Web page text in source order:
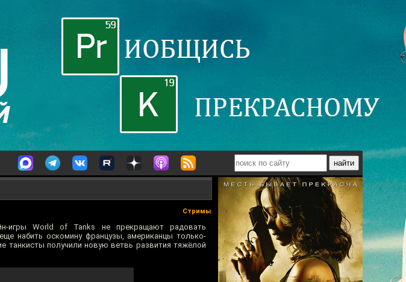
Стримы
игры World of Tanks не прекращают радовать
набить оскомину французы, американцы только-
танкисты получили новую ветвь развития тяжёлой